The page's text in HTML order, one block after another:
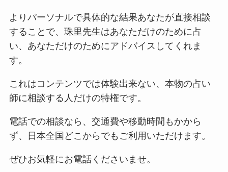
よりパーソナルで具体的な結果あなたが直接相談
することで、珠里先生はあなただけのために占
い、あなただけのためにアドバイスしてくれま
す。
これはコンテンツでは体験出来ない、本物の占い
師に相談する人だけの特権です。
電話での相談なら、交通費や移動時間もかから
ず、日本全国どこからでもご利用いただけます。
ぜひお気軽にお電話くださいませ。